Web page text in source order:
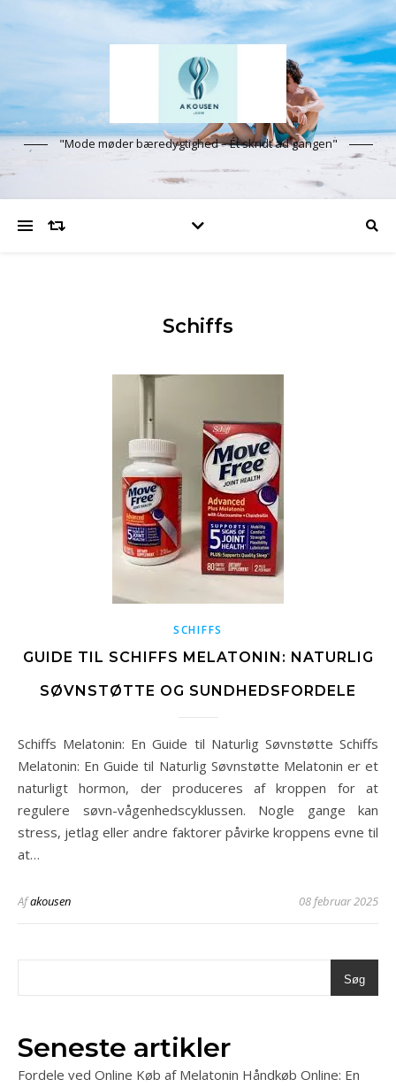
"Mode møder bæredygtighed – Ét skridt ad gangen"
Schiffs
SCHIFFS
GUIDE TIL SCHIFFS MELATONIN: NATURLIG
SØVNSTØTTE OG SUNDHEDSFORDELE
Schiffs Melatonin: En Guide til Naturlig Søvnstøtte Schiffs
Melatonin: En Guide til Naturlig Søvnstøtte Melatonin er et
naturligt hormon, der produceres af kroppen for at
regulere søvn-vågenhedscyklussen. Nogle gange kan
stress, jetlag eller andre faktorer påvirke kroppens evne til
at…
Afakousen 08 februar 2025
Søg
Seneste artikler
Fordele ved Online Køb af Melatonin Håndkøb Online: En